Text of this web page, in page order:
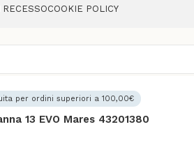
COOKIE POLICY
per ordini superiori a 100,00€
13 EVO Mares 43201380